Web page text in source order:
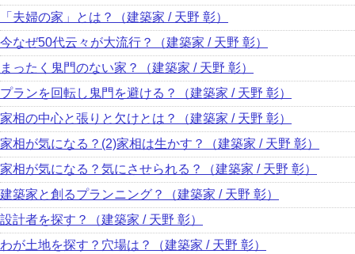
「夫婦の家」とは？（建築家 / 天野 彰）
今なぜ50代云々が大流行？（建築家 / 天野 彰）
まったく鬼門のない家？（建築家 / 天野 彰）
プランを回転し鬼門を避ける？（建築家 / 天野 彰）
家相の中心と張りと欠けとは？（建築家 / 天野 彰）
家相が気になる？(2)家相は生かす？（建築家 / 天野 彰）
家相が気になる？気にさせられる？（建築家 / 天野 彰）
建築家と創るプランニング？（建築家 / 天野 彰）
設計者を探す？（建築家 / 天野 彰）
わが土地を探す？穴場は？（建築家 / 天野 彰）